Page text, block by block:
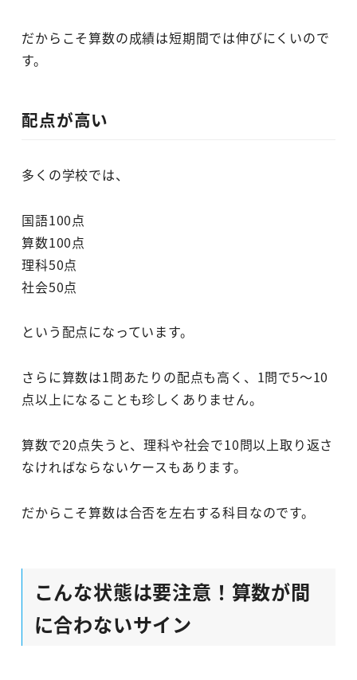
だからこそ算数の成績は短期間では伸びにくいので
す。
配点が高い
多くの学校では、
国語100点
算数100点
理科50点
社会50点
という配点になっています。
さらに算数は1問あたりの配点も高く、1問で5～10
点以上になることも珍しくありません。
算数で20点失うと、理科や社会で10問以上取り返さ
なければならないケースもあります。
だからこそ算数は合否を左右する科目なのです。
こんな状態は要注意！算数が間
に合わないサイン